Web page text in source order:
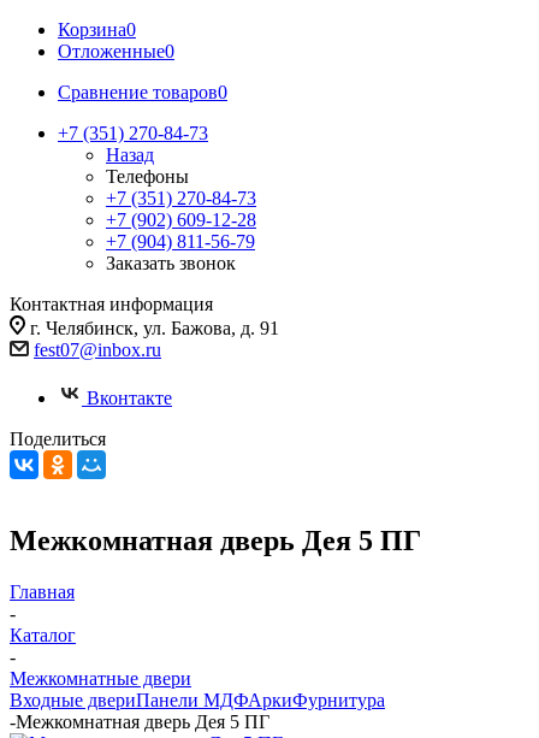
Корзина0
Отложенные0
Сравнение товаров0
+7 (351) 270-84-73
Назад
Телефоны
+7 (351) 270-84-73
+7 (902) 609-12-28
+7 (904) 811-56-79
Заказать звонок
Контактная информация
г. Челябинск, ул. Бажова, д. 91
fest07@inbox.ru
Вконтакте
Поделиться
Межкомнатная дверь Дея 5 ПГ
Главная
-
Каталог
-
Межкомнатные двери
Входные двериПанели МДФАркиФурнитура
-Межкомнатная дверь Дея 5 ПГ